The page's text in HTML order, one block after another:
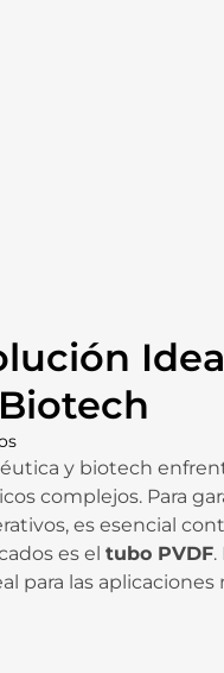
y biotech
complejos. Para
es esencial
es eltubo PVDF.
para las